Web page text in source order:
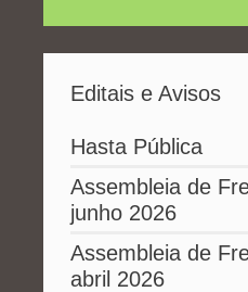
Editais e Avisos
Hasta Pública
Assembleia de
junho 2026
Assembleia de
abril 2026